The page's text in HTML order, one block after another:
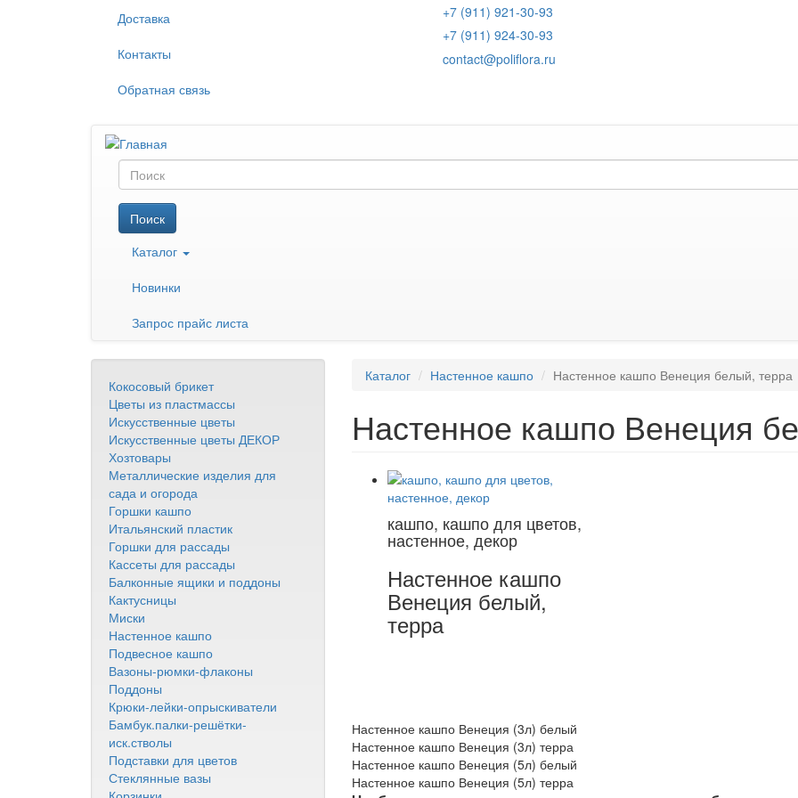
Доставка
Контакты
Обратная связь
+7 (911) 921-30-93
+7 (911) 924-30-93
contact@poliflora.ru
Поиск
Поиск
Каталог
Новинки
Запрос прайс листа
Кокосовый брикет
Цветы из пластмассы
Искусственные цветы
Искусственные цветы ДЕКОР
Хозтовары
Металлические изделия для
сада и огорода
Горшки кашпо
Итальянский пластик
Горшки для рассады
Кассеты для рассады
Балконные ящики и поддоны
Кактусницы
Миски
Настенное кашпо
Подвесное кашпо
Вазоны-рюмки-флаконы
Поддоны
Крюки-лейки-опрыскиватели
Бамбук.палки-решётки-
иск.стволы
Подставки для цветов
Стеклянные вазы
Каталог Настенное кашпо Настенное кашпо Венеция белый, терра
Настенное кашпо Венеция
кашпо, кашпо для цветов,
настенное, декор
Настенное кашпо
Венеция белый,
терра
Настенное кашпо Венеция (3л) белый
Настенное кашпо Венеция (3л) терра
Настенное кашпо Венеция (5л) белый
Настенное кашпо Венеция (5л) терра